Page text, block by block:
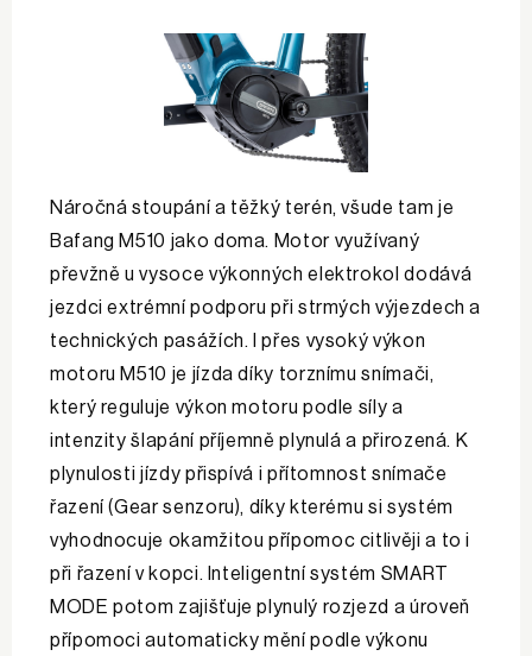
Náročná stoupání a těžký terén, všude tam je
Bafang M510 jako doma. Motor využívaný
převžně u vysoce výkonných elektrokol dodává
jezdci extrémní podporu při strmých výjezdech a
technických pasážích. I přes vysoký výkon
motoru M510 je jízda díky torznímu snímači,
který reguluje výkon motoru podle síly a
intenzity šlapání příjemně plynulá a přirozená. K
plynulosti jízdy přispívá i přítomnost snímače
řazení (Gear senzoru), díky kterému si systém
vyhodnocuje okamžitou přípomoc citlivěji a to i
při řazení v kopci. Inteligentní systém SMART
MODE potom zajišťuje plynulý rozjezd a úroveň
přípomoci automaticky mění podle výkonu